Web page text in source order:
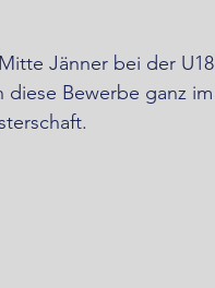
Jänner bei der U18
diese Bewerbe ganz im